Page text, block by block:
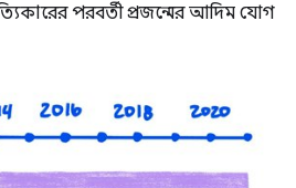
পরবর্তী প্রজন্মের আদিম যোগ